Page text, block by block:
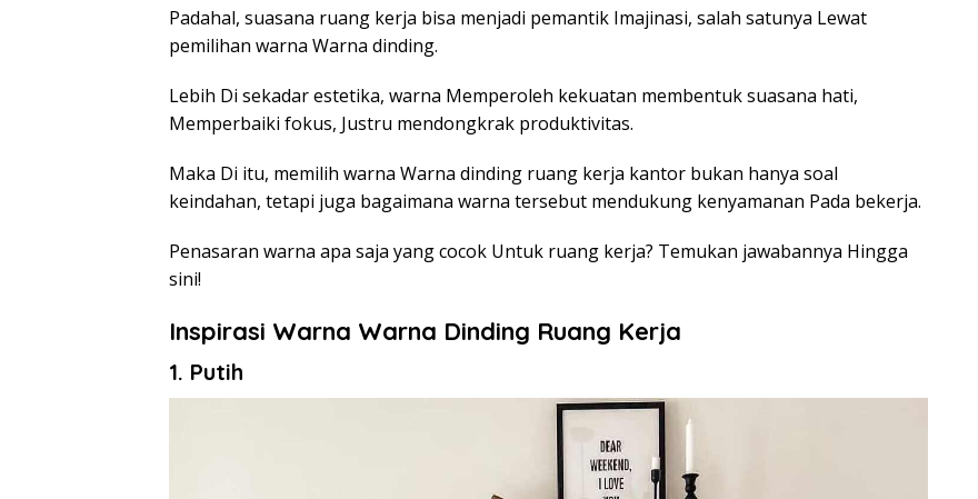
Padahal, suasana ruang kerja bisa menjadi pemantik Imajinasi, salah satunya Lewat
pemilihan warna Warna dinding.
Lebih Di sekadar estetika, warna Memperoleh kekuatan membentuk suasana hati,
Memperbaiki fokus, Justru mendongkrak produktivitas.
Maka Di itu, memilih warna Warna dinding ruang kerja kantor bukan hanya soal
keindahan, tetapi juga bagaimana warna tersebut mendukung kenyamanan Pada bekerja.
Penasaran warna apa saja yang cocok Untuk ruang kerja? Temukan jawabannya Hingga
sini!
Inspirasi Warna Warna Dinding Ruang Kerja
1. Putih